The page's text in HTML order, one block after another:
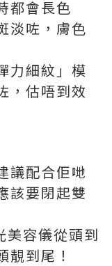
都會長色
淡咗，膚色
力細紋」模
，估唔到效
議配合佢哋
該要閉起雙
容儀從頭到
靚到尾！